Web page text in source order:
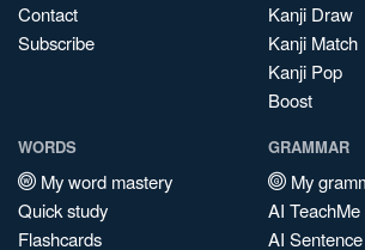
Contact
Subscribe
Kanji Draw
Kanji Match
Kanji Pop
Boost
WORDS
My word mastery
Quick study
Flashcards
GRAMMAR
My
AI TeachMe
AI